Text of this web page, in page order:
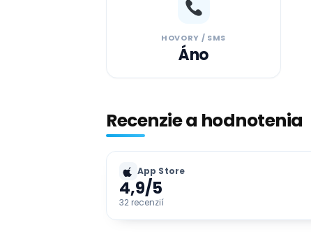
HOVORY / SMS
Áno
Recenzie a hodnotenia
App Store
4,9/5
32 recenzií